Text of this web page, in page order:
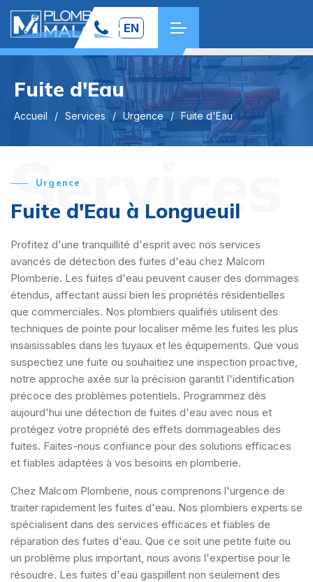
EN
Fuite d'Eau
Accueil Services Urgence Fuite d'Eau
Services
Urgence
Fuite d'Eau à Longueuil
Profitez d'une tranquillité d'esprit avec nos services
avancés de détection des fuites d'eau chez Malcom
Plomberie. Les fuites d'eau peuvent causer des dommages
étendus, affectant aussi bien les propriétés résidentielles
que commerciales. Nos plombiers qualifiés utilisent des
techniques de pointe pour localiser même les fuites les plus
insaisissables dans les tuyaux et les équipements. Que vous
suspectiez une fuite ou souhaitiez une inspection proactive,
notre approche axée sur la précision garantit l'identification
précoce des problèmes potentiels. Programmez dès
aujourd'hui une détection de fuites d'eau avec nous et
protégez votre propriété des effets dommageables des
fuites. Faites-nous confiance pour des solutions efficaces
et fiables adaptées à vos besoins en plomberie.
Chez Malcom Plomberie, nous comprenons l'urgence de
traiter rapidement les fuites d'eau. Nos plombiers experts se
spécialisent dans des services efficaces et fiables de
réparation des fuites d'eau. Que ce soit une petite fuite ou
un problème plus important, nous avons l'expertise pour le
résoudre. Les fuites d'eau gaspillent non seulement des